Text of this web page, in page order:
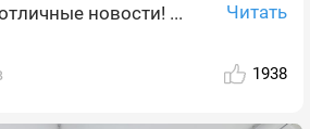
новости! ...
Читать
1938